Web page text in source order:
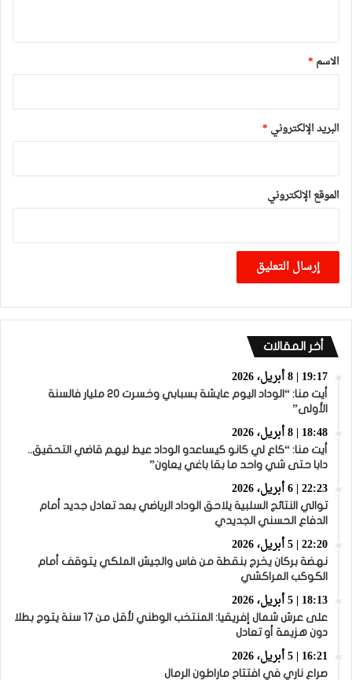
*
الاسم *
البريد الإلكتروني *
الموقع الإلكتروني
أخر المقالات
19:17 | 8 أبريل، 2026
أيت منا: “الوداد اليوم عايشة بسبابي وخسرت 20 مليار فالسنة
الأولى”
18:48 | 8 أبريل، 2026
أيت منا: “كاع لي كانو كيساعدو الوداد عيط ليهم قاضي التحقيق..
دابا حتى شي واحد ما بقا باغي يعاون”
22:23 | 6 أبريل، 2026
توالي النتائج السلبية يلاحق الوداد الرياضي بعد تعادل جديد أمام
الدفاع الحسني الجديدي
22:20 | 5 أبريل، 2026
نهضة بركان يخرج بنقطة من فاس والجيش الملكي يتوقف أمام
الكوكب المراكشي
18:13 | 5 أبريل، 2026
على عرش شمال إفريقيا: المنتخب الوطني لأقل من 17 سنة يتوج بطلا
دون هزيمة أو تعادل
16:21 | 5 أبريل، 2026
صراع ناري في افتتاح ماراطون الرمال